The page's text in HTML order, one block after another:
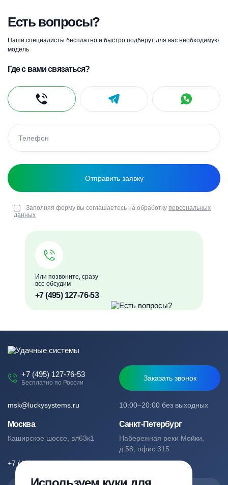
Есть вопросы?
Наши специалисты бесплатно и быстро подберут для вас необходимую
модель
Или позвоните, сразу
все обсудим
+7 (495) 127-76-53
Где с вами связаться?
Заполняя форму вы соглашаетесь на обработку персональных
данных
+7 (495) 127-76-53
Бесплатно по России
Заказать звонок
10:00–20:00 без выходных
msk@luckysystems.ru
Москва
Каширское шоссе, вл63к1
+7 (495) 127-76-53
Санкт-Петербург
Набережная реки Мойки,
д.58, офис 315
+7 (812) 244-49-61